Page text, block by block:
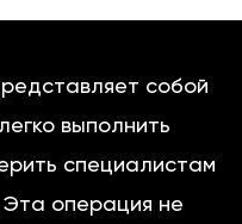
собой
выполнить
специалистам
операция не